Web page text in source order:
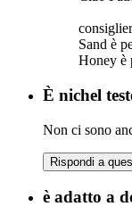
Sand è
Honey è
È nichel
Non ci sono
Rispondi a
è adatto a